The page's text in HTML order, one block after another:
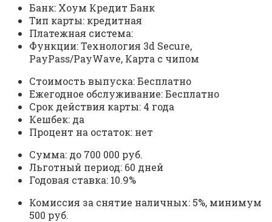
Банк: Хоум Кредит Банк
Тип карты: кредитная
Платежная система:
Функции: Технология 3d Secure,
PayPass/PayWave, Карта с чипом
Стоимость выпуска: Бесплатно
Ежегодное обслуживание: Бесплатно
Срок действия карты: 4 года
Кешбек: да
Процент на остаток: нет
Сумма: до 700 000 руб.
Льготный период: 60 дней
Годовая ставка: 10.9%
Комиссия за снятие наличных: 5%, минимум
500 руб.